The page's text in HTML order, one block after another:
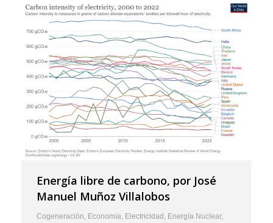
Energía libre de carbono, por José
Manuel Muñoz Villalobos
Cogeneración, Economía, Electricidad , Energía Nuclear,